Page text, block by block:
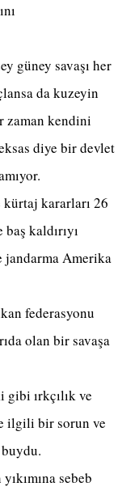
güney savaşı her
da kuzeyin
zaman kendini
diye bir devlet
kararları 26
kaldırıyı
jandarma Amerika
federasyonu
olan bir savaşa
gibi ırkçılık ve
ilgili bir sorun ve
sebeb